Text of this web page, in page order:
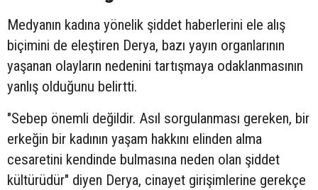
Medyanın kadına yönelik şiddet haberlerini ele alış
biçimini de eleştiren Derya, bazı yayın organlarının
yaşanan olayların nedenini tartışmaya odaklanmasının
yanlış olduğunu belirtti.
"Sebep önemli değildir. Asıl sorgulanması gereken, bir
erkeğin bir kadının yaşam hakkını elinden alma
cesaretini kendinde bulmasına neden olan şiddet
kültürüdür" diyen Derya, cinayet girişimlerine gerekçe